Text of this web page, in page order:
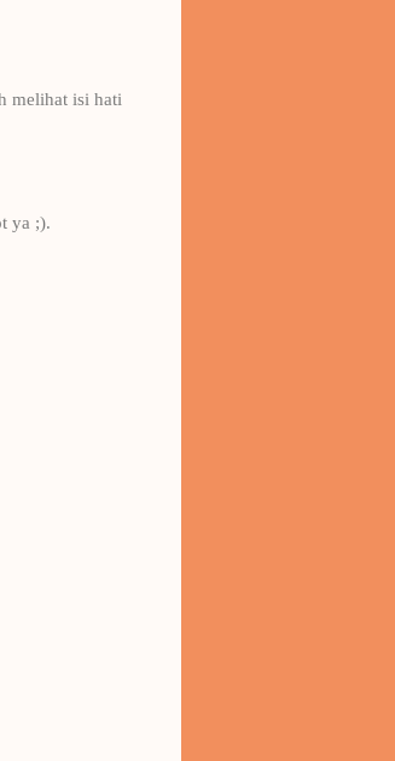
melihat isi hati
ya ;).